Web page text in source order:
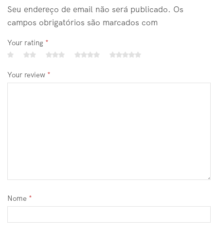
Seu endereço de email não será publicado. Os
campos obrigatórios são marcados com
Your rating *
Your review *
Nome *